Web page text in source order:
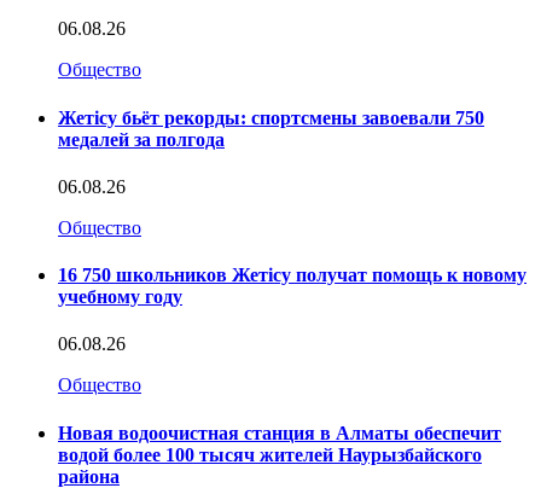
06.08.26
Общество
Жетісу бьёт рекорды: спортсмены завоевали 750
медалей за полгода
06.08.26
Общество
16 750 школьников Жетісу получат помощь к новому
учебному году
06.08.26
Общество
Новая водоочистная станция в Алматы обеспечит
водой более 100 тысяч жителей Наурызбайского
района